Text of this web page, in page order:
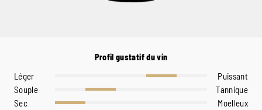
Profil gustatif du vin
Léger
Puissant
Souple
Tannique
Sec
Moelleux